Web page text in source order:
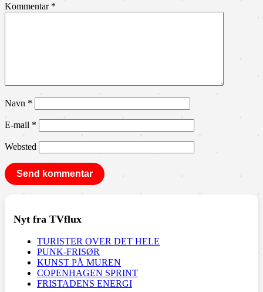
Kommentar *
Navn *
E-mail *
Websted
Nyt fra TVflux
TURISTER OVER DET HELE
PUNK-FRISØR
KUNST PÅ MUREN
COPENHAGEN SPRINT
FRISTADENS ENERGI